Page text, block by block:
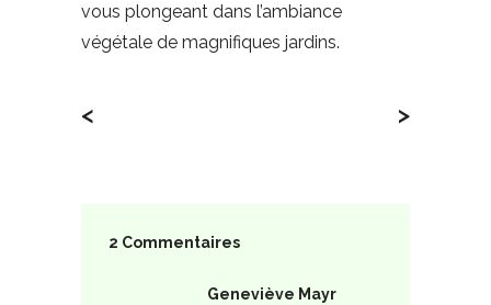
vous plongeant dans l’ambiance
végétale de magnifiques jardins.
< >
2 Commentaires
Geneviève Mayr